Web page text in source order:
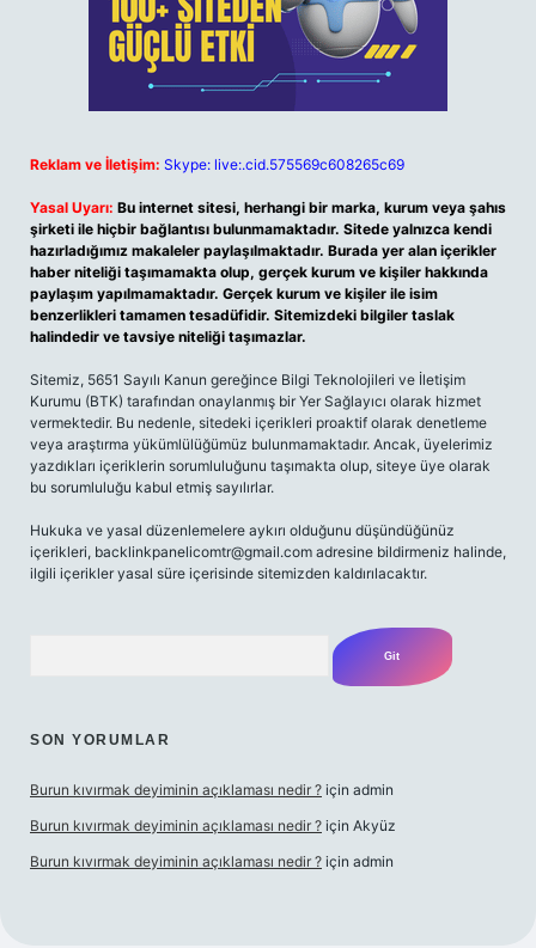
Reklam ve İletişim: Skype: live:.cid.575569c608265c69
Yasal Uyarı: Bu internet sitesi, herhangi bir marka, kurum veya şahıs
şirketi ile hiçbir bağlantısı bulunmamaktadır. Sitede yalnızca kendi
hazırladığımız makaleler paylaşılmaktadır. Burada yer alan içerikler
haber niteliği taşımamakta olup, gerçek kurum ve kişiler hakkında
paylaşım yapılmamaktadır. Gerçek kurum ve kişiler ile isim
benzerlikleri tamamen tesadüfidir. Sitemizdeki bilgiler taslak
halindedir ve tavsiye niteliği taşımazlar.
Sitemiz, 5651 Sayılı Kanun gereğince Bilgi Teknolojileri ve İletişim
Kurumu (BTK) tarafından onaylanmış bir Yer Sağlayıcı olarak hizmet
vermektedir. Bu nedenle, sitedeki içerikleri proaktif olarak denetleme
veya araştırma yükümlülüğümüz bulunmamaktadır. Ancak, üyelerimiz
yazdıkları içeriklerin sorumluluğunu taşımakta olup, siteye üye olarak
bu sorumluluğu kabul etmiş sayılırlar.
Hukuka ve yasal düzenlemelere aykırı olduğunu düşündüğünüz
içerikleri, backlinkpanelicomtr@gmail.com adresine bildirmeniz halinde,
ilgili içerikler yasal süre içerisinde sitemizden kaldırılacaktır.
SON YORUMLAR
Burun kıvırmak deyiminin açıklaması nedir ? için admin
Burun kıvırmak deyiminin açıklaması nedir ? için Akyüz
Burun kıvırmak deyiminin açıklaması nedir ? için admin